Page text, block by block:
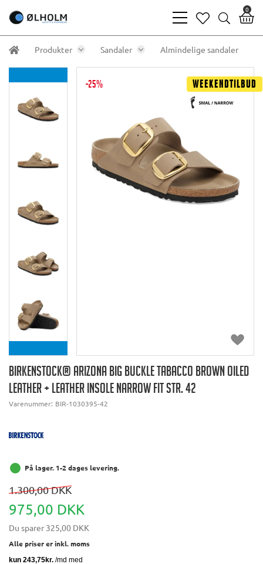
bars
light
heart
search
0
Produkter Sandaler Almindelige sandaler
-25% Weekendtilbud
BIRKENSTOCK® ARIZONA BIG BUCKLE TABACCO BROWN OILED
LEATHER + LEATHER INSOLE NARROW FIT STR. 42
Varenummer: BIR-1030395-42
På lager. 1-2 dages levering.
1.300,00 DKK
975,00 DKK
Du sparer 325,00 DKK
Alle priser er inkl. moms